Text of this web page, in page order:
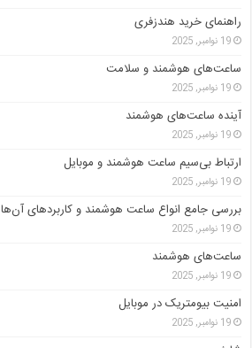
راهنمای خرید هندزفری
19 نوامبر, 2025
ساعت‌های هوشمند و سلامت
19 نوامبر, 2025
آینده ساعت‌های هوشمند
19 نوامبر, 2025
ارتباط بی‌سیم ساعت هوشمند و موبایل
19 نوامبر, 2025
بررسی جامع انواع ساعت هوشمند و کاربردهای آن‌ها
19 نوامبر, 2025
ساعت‌های هوشمند
19 نوامبر, 2025
امنیت بیومتریک در موبایل
19 نوامبر, 2025